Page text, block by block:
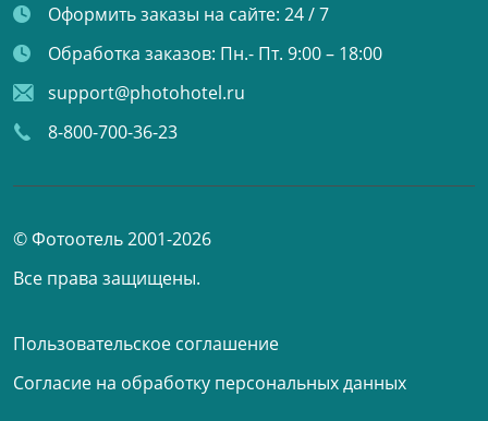
Оформить заказы на сайте: 24 / 7
Обработка заказов: Пн.- Пт. 9:00 – 18:00
support@photohotel.ru
8-800-700-36-23
© Фотоотель 2001-2026
Все права защищены.
Пользовательское соглашение
Согласие на обработку персональных данных